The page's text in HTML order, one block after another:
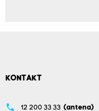
KONTAKT
phone 12 200 33 33 (antena)